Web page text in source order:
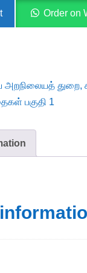
Order on
அறநிலையத் துறை,
பகுதி 1